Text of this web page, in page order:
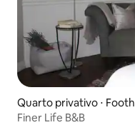
Quarto privativo ⋅
Finer Life B&B